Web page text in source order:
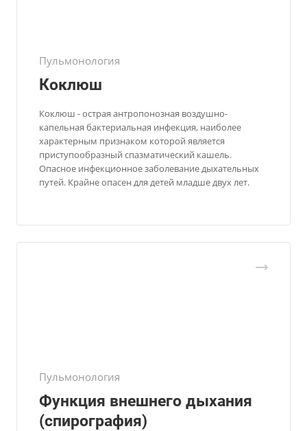
Пульмонология
Коклюш
Коклюш - острая антропонозная воздушно-
капельная бактериальная инфекция, наиболее
характерным признаком которой является
приступообразный спазматический кашель.
Опасное инфекционное заболевание дыхательных
путей. Крайне опасен для детей младше двух лет.
Пульмонология
Функция внешнего дыхания
(спирография)